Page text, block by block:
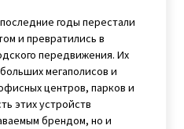
годы перестали
и превратились в
передвижения. Их
мегаполисов и
центров, парков и
этих устройств
брендом, но и